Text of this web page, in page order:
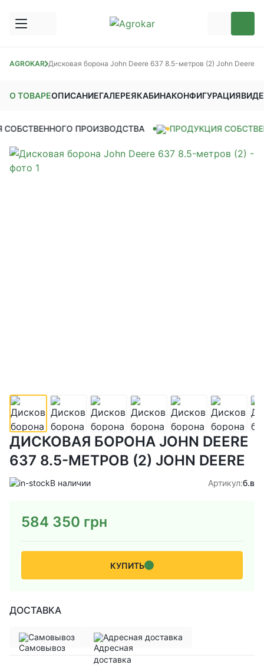
AGROKAR
бороны Дисковая борона John Deere 637 8.5-метров (2) John Deere
О ТОВАРЕОПИСАНИЕГАЛЕРЕЯКАБИНАКОНФИГУРАЦИЯ
ПРОИЗВОДСТВА ПРОДУКЦИЯ
ДИСКОВАЯ БОРОНА JOHN DEERE
637 8.5-МЕТРОВ (2) JOHN DEERE
В наличии Артикул:б.в
584 350 грн
КУПИТЬ
ДОСТАВКА
Самовывоз Адресная доставка